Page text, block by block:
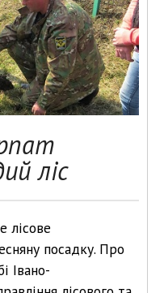
ліс
лісове
посадку. Про
Івано-